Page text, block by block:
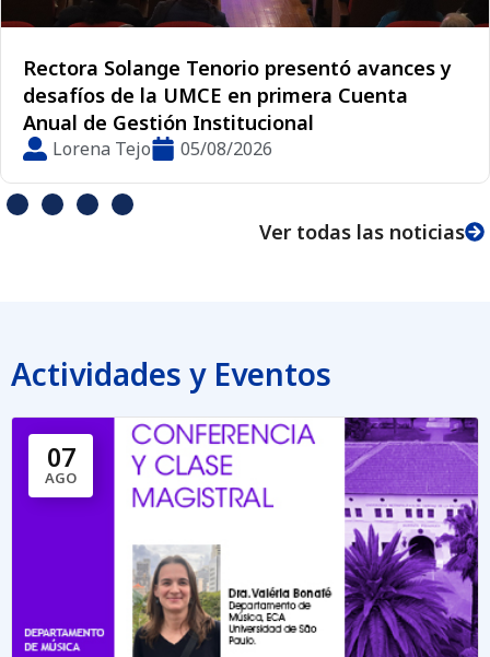
Las seis rectoras del CUECH proyectan el
futuro de la educación superior chilena
Lorena Tejo 05/08/2026
Ver todas las noticias
Actividades y Eventos
07
AGO